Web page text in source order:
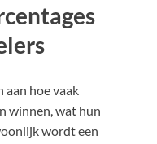
hoe vaak
winnen, wat hun
wordt een